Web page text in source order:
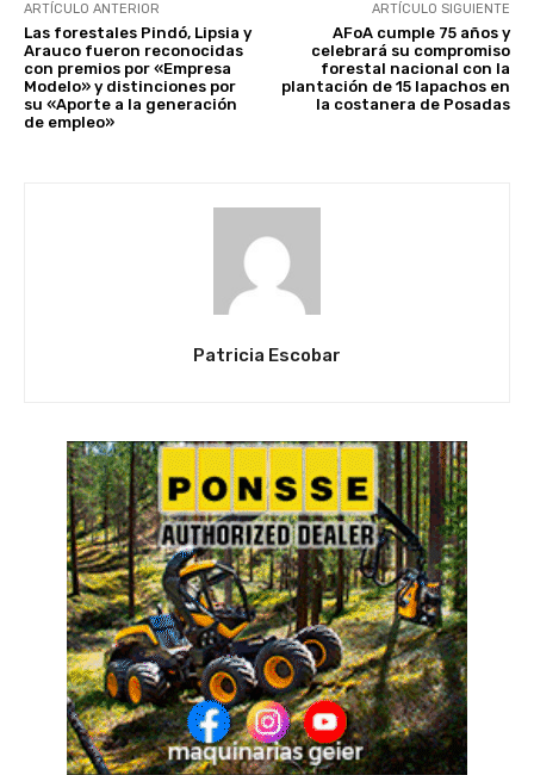
ARTÍCULO ANTERIOR
Las forestales Pindó, Lipsia y
Arauco fueron reconocidas
con premios por «Empresa
Modelo» y distinciones por
su «Aporte a la generación
de empleo»
ARTÍCULO SIGUIENTE
AFoA cumple 75 años y
celebrará su compromiso
forestal nacional con la
plantación de 15 lapachos en
la costanera de Posadas
Patricia Escobar